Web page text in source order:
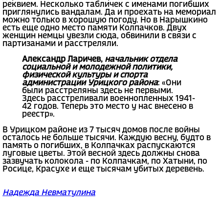
реквием. Несколько табличек с именами погибших
приглянулись вандалам. Да и проехать на мемориал
можно только в хорошую погоду. Но в Нарышкино
есть еще одно место памяти Колпачков. Двух
женщин немцы увезли сюда, обвинили в связи с
партизанами и расстреляли.
Александр Ларичев, начальник отдела
социальной и молодежной политики,
физической культуры и спорта
администрации Урицкого района: «Они
были расстреляны здесь не первыми.
Здесь расстреливали военнопленных 1941-
42 годов. Теперь это место у нас внесено в
реестр».
В Урицком районе из 7 тысяч домов после войны
осталось не больше тысячи. Каждую весну, будто в
память о погибших, в Колпачках распускаются
луговые цветы. Этой весной здесь должны снова
зазвучать колокола - по Колпачкам, по Хатыни, по
Росице, Красухе и еще тысячам убитых деревень.
Надежда Невматулина